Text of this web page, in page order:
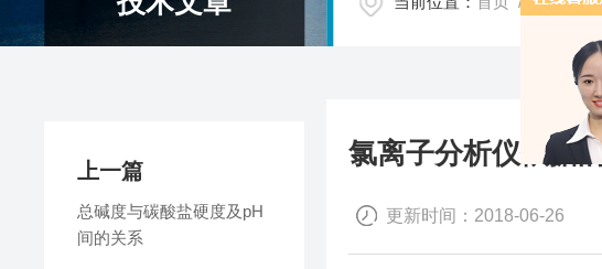
氯离子分析仪依据
更新时间：2018-06-26
上一篇
总碱度与碳酸盐硬度及pH
间的关系